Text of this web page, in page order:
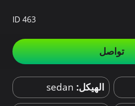
ID 463
تواصل
الهيكل: sedan